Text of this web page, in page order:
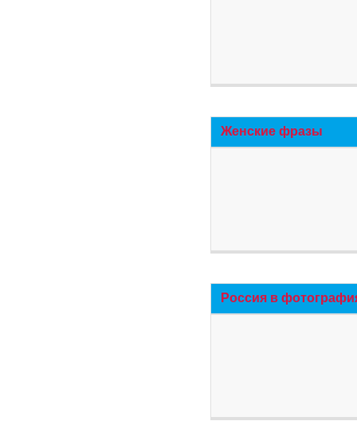
Женские фразы
Россия в